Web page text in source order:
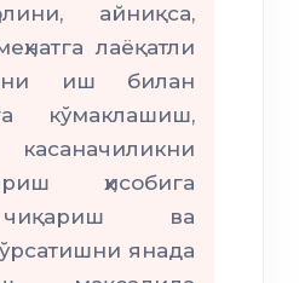
айниқса,
лаёқатли
иш билан
кўмаклашиш,
касаначиликни
ҳисобига
ва
янада